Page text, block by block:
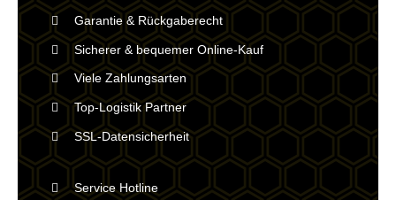
Garantie & Rückgaberecht
Sicherer & bequemer Online-Kauf
Viele Zahlungsarten
Top-Logistik Partner
SSL-Datensicherheit
Service Hotline